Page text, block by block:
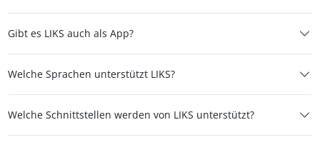
Gibt es LIKS auch als App?
Welche Sprachen unterstützt LIKS?
Welche Schnittstellen werden von LIKS unterstützt?